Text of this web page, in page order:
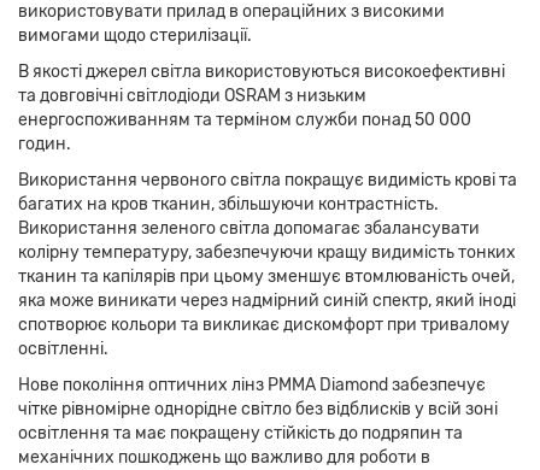
використовувати прилад в операційних з високими
вимогами щодо стерилізації.
В якості джерел світла використовуються високоефективні
та довговічні світлодіоди OSRAM з низьким
енергоспоживанням та терміном служби понад 50 000
годин.
Використання червоного світла покращує видимість крові та
багатих на кров тканин, збільшуючи контрастність.
Використання зеленого світла допомагає збалансувати
колірну температуру, забезпечуючи кращу видимість тонких
тканин та капілярів при цьому зменшує втомлюваність очей,
яка може виникати через надмірний синій спектр, який іноді
спотворює кольори та викликає дискомфорт при тривалому
освітленні.
Нове покоління оптичних лінз PMMA Diamond забезпечує
чітке рівномірне однорідне світло без відблисків у всій зоні
освітлення та має покращену стійкість до подряпин та
механічних пошкоджень що важливо для роботи в